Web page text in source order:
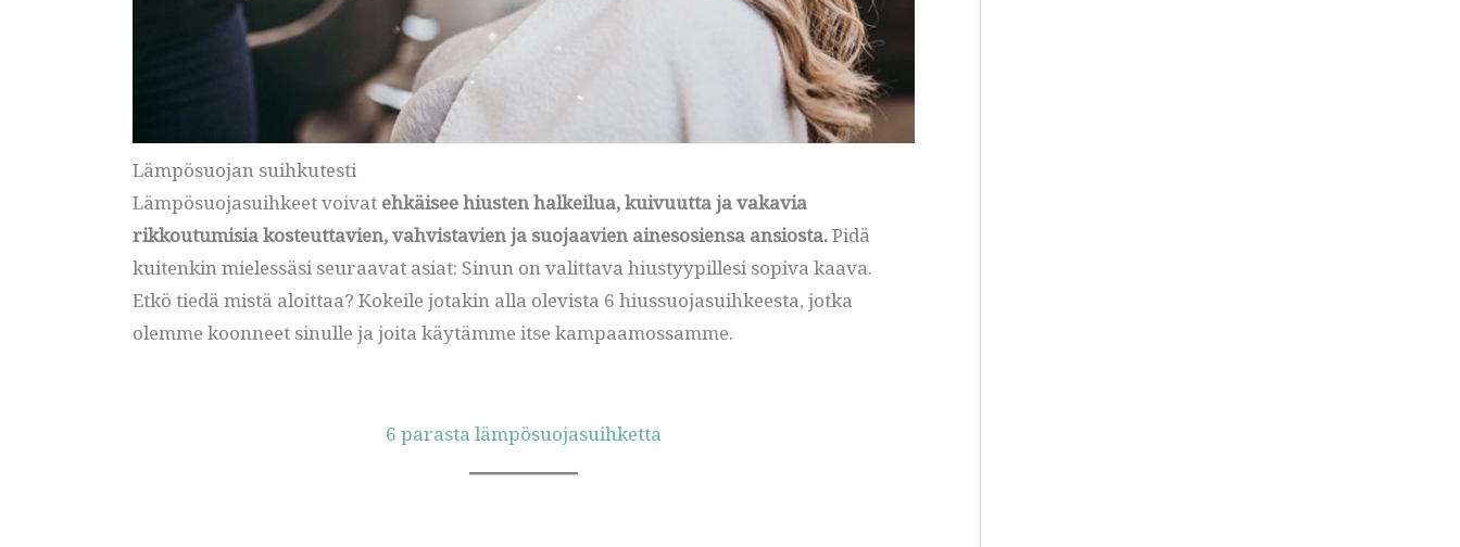
Lämpösuojan suihkutesti
Lämpösuojasuihkeet voivat ehkäisee hiusten halkeilua, kuivuutta ja vakavia
rikkoutumisia kosteuttavien, vahvistavien ja suojaavien ainesosiensa ansiosta.Pidä
kuitenkin mielessäsi seuraavat asiat: Sinun on valittava hiustyypillesi sopiva kaava.
Etkö tiedä mistä aloittaa? Kokeile jotakin alla olevista 6 hiussuojasuihkeesta, jotka
olemme koonneet sinulle ja joita käytämme itse kampaamossamme.
6 parasta lämpösuojasuihketta